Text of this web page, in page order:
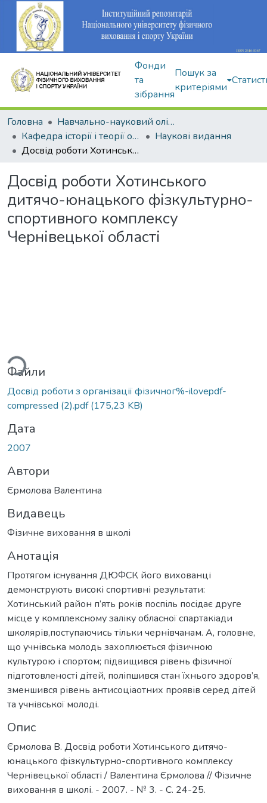
Фонди
та
зібрання
Пошук за
критеріями
Головна
Навчально-науковий олімпійський інститут
Кафедра історії і теорії олімпійського спорту
Наукові видання
Досвід роботи Хотинського дитячо-юнацького фізкультурно-спортивного комплексу Чернівецької області
Досвід роботи Хотинського
дитячо-юнацького фізкультурно-
спортивного комплексу
Чернівецької області
Файли
Досвід роботи з організації фізичног%-ilovepdf-
compressed (2).pdf(175,23 KB)
Дата
2007
Автори
Єрмолова Валентина
Видавець
Фізичне виховання в школі
Анотація
Протягом існування ДЮФСК його вихованці
демонструють високі спортивні результати:
Хотинський район п’ять років поспіль посідає друге
місце у комплексному заліку обласної спартакіади
школярів,поступаючись тільки чернівчанам. А, головне,
що учнівська молодь захоплюється фізичною
культурою і спортом; підвищився рівень фізичної
підготовленості дітей, поліпшився стан їхнього здоров’я,
зменшився рівень антисоціаотних проявів серед дітей
та учнівської молоді.
Опис
Єрмолова В. Досвід роботи Хотинського дитячо-
юнацького фізкультурно-спортивного комплексу
Чернівецької області / Валентина Єрмолова // Фізичне
виховання в школі. - 2007. - № 3. - С. 24-25.